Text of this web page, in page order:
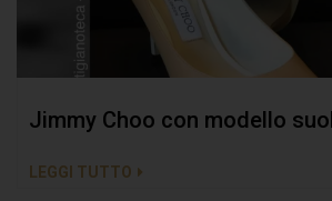
Jimmy Choo con modello
LEGGI TUTTO